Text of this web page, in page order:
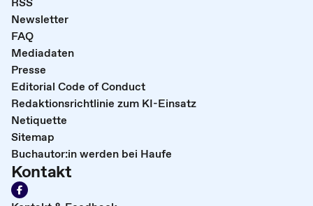
Newsletter
FAQ
Mediadaten
Presse
Editorial Code of Conduct
Redaktionsrichtlinie zum KI-Einsatz
Netiquette
Sitemap
Buchautor:in werden bei Haufe
Kontakt